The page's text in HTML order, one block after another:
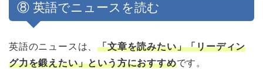
⑧ 英語でニュースを読む
英語のニュースは、「文章を読みたい」「リーディン
グ力を鍛えたい」という方におすすめです。